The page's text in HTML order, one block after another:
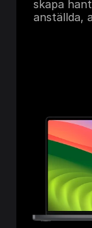
skapa
anställda,